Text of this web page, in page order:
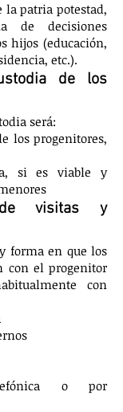
la patria potestad,
de decisiones
hijos (educación,
etc.).
de los
será:
los progenitores,
si es viable y
visitas y
forma en que los
con el progenitor
con
o por